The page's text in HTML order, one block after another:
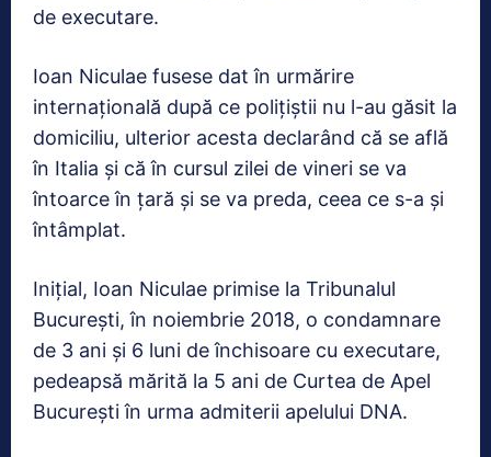
de executare.
Ioan Niculae fusese dat în urmărire
internațională după ce polițiștii nu l-au găsit la
domiciliu, ulterior acesta declarând că se află
în Italia și că în cursul zilei de vineri se va
întoarce în țară și se va preda, ceea ce s-a și
întâmplat.
Iniţial, Ioan Niculae primise la Tribunalul
Bucureşti, în noiembrie 2018, o condamnare
de 3 ani şi 6 luni de închisoare cu executare,
pedeapsă mărită la 5 ani de Curtea de Apel
Bucureşti în urma admiterii apelului DNA.